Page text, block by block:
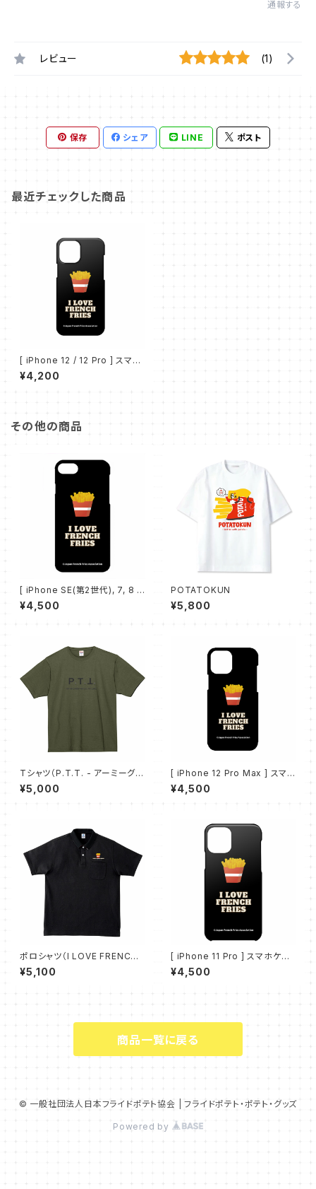
通報する
レビュー (1)
保存 シェア LINE ポスト
最近チェックした商品
[ iPhone 12 / 12 Pro ] スマホ
ケース（I LOVE FRENCH FRIE
S）
¥4,200
その他の商品
[ iPhone SE(第2世代), 7, 8 ]
スマホケース（I LOVE FRENC
H FRIES）
¥4,500
POTATOKUN
¥5,800
Tシャツ（P.T.T. - アーミーグリ
ーン）
¥5,000
[ iPhone 12 Pro Max ] スマホ
ケース（I LOVE FRENCH FRIE
S）
¥4,500
ポロシャツ（I LOVE FRENCH
FRIES - 黒）
¥5,100
[ iPhone 11 Pro ] スマホケー
ス（I LOVE FRENCH FRIES）
¥4,500
商品一覧に戻る
© 一般社団法人日本フライドポテト協会 | フライドポテト・ポテト・グッズ
Powered by